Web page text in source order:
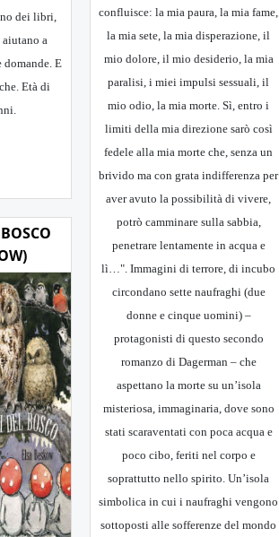
dei libri,
a
domande. E
Età di
confluisce: la mia paura, la mia fame,
la mia sete, la mia disperazione, il
mio dolore, il mio desiderio, la mia
paralisi, i miei impulsi sessuali, il
mio odio, la mia morte. Sì, entro i
limiti della mia direzione sarò così
fedele alla mia morte che, senza un
brivido ma con grata indifferenza per
aver avuto la possibilità di vivere,
potrò camminare sulla sabbia,
penetrare lentamente in acqua e
lì…". Immagini di terrore, di incubo
circondano sette naufraghi (due
donne e cinque uomini) –
protagonisti di questo secondo
romanzo di Dagerman – che
aspettano la morte su un’isola
misteriosa, immaginaria, dove sono
stati scaraventati con poca acqua e
poco cibo, feriti nel corpo e
soprattutto nello spirito. Un’isola
simbolica in cui i naufraghi vengono
sottoposti alle sofferenze del mondo